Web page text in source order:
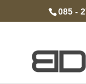
085 -